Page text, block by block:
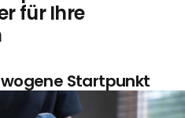
für Ihre
Startpunkt